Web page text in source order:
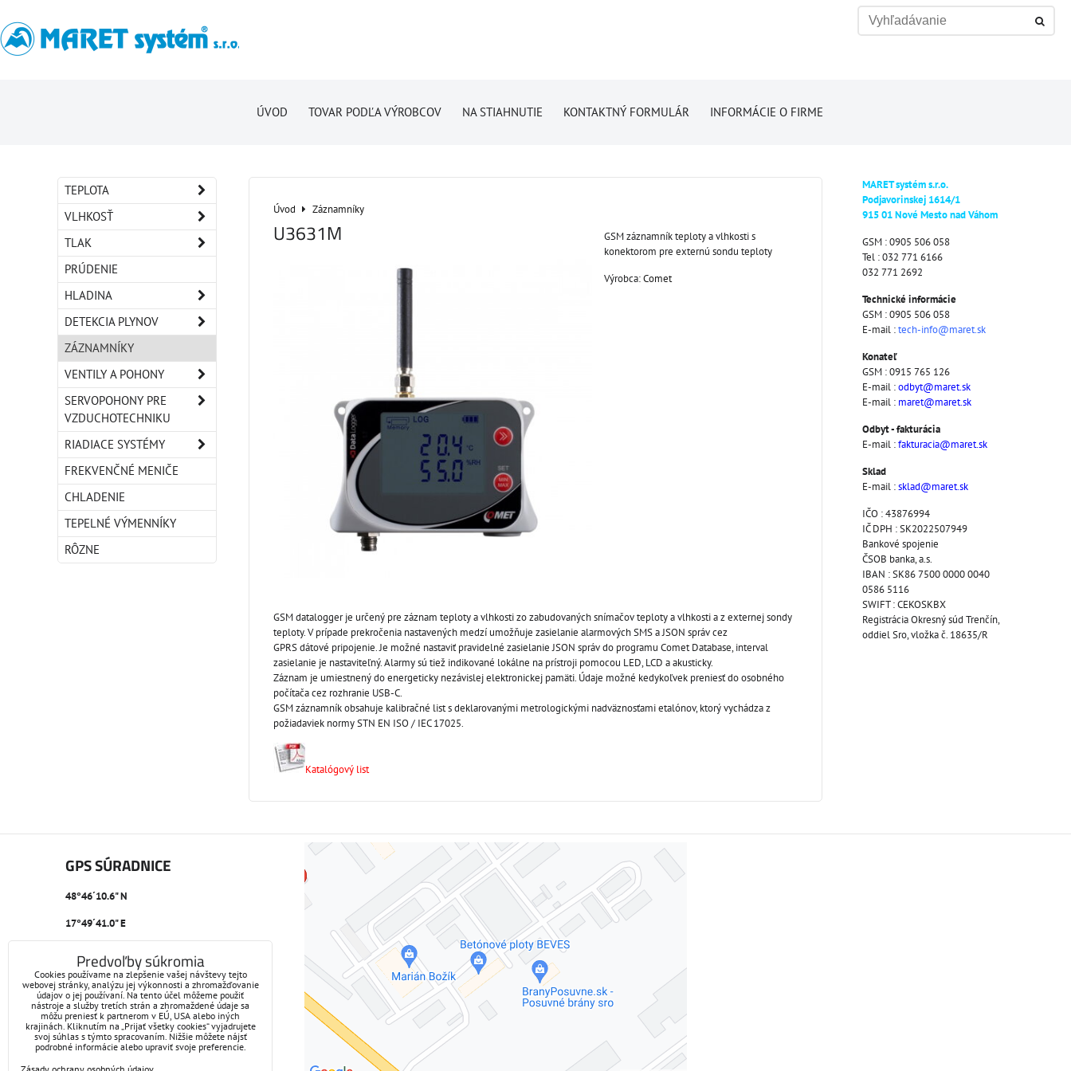
ÚVOD TOVAR PODĽA VÝROBCOV NA STIAHNUTIE KONTAKTNÝ FORMULÁR INFORMÁCIE O FIRME
Úvod Záznamníky
U3631M
GSM záznamník teploty a vlhkosti s
konektorom pre externú sondu teploty
Výrobca:Comet
GSM datalogger je určený pre záznam teploty a vlhkosti zo zabudovaných snímačov teploty a vlhkosti a z externej sondy
teploty. V prípade prekročenia nastavených medzí umožňuje zasielanie alarmových SMS a JSON správ cez
GPRS dátové pripojenie. Je možné nastaviť pravidelné zasielanie JSON správ do programu Comet Database, interval
zasielanie je nastaviteľný. Alarmy sú tiež indikované lokálne na prístroji pomocou LED, LCD a akusticky.
Záznam je umiestnený do energeticky nezávislej elektronickej pamäti. Údaje možné kedykoľvek preniesť do osobného
počítača cez rozhranie USB-C.
GSM záznamník obsahuje kalibračné list s deklarovanými metrologickými nadväznosťami etalónov, ktorý vychádza z
požiadaviek normy STN EN ISO / IEC 17025.
Katalógový list
TEPLOTA
VLHKOSŤ
TLAK
PRÚDENIE
HLADINA
DETEKCIA PLYNOV
ZÁZNAMNÍKY
VENTILY A POHONY
SERVOPOHONY PRE
VZDUCHOTECHNIKU
RIADIACE SYSTÉMY
FREKVENČNÉ MENIČE
CHLADENIE
TEPELNÉ VÝMENNÍKY
RÔZNE
MARET systém s.r.o.
Podjavorinskej 1614/1
915 01 Nové Mesto nad Váhom
GSM : 0905 506 058
Tel : 032 771 6166
032 771 2692
Technické informácie
GSM : 0905 506 058
E-mail :tech-info@maret.sk
Konateľ
GSM : 0915 765 126
E-mail :odbyt@maret.sk
E-mail : maret@maret.sk
Odbyt - fakturácia
E-mail :fakturacia@maret.sk
Sklad
E-mail :sklad@maret.sk
IČO : 43876994
IČ DPH : SK2022507949
Bankové spojenie
ČSOB banka, a.s.
IBAN : SK86 7500 0000 0040
0586 5116
SWIFT : CEKOSKBX
Registrácia Okresný súd Trenčín,
oddiel Sro, vložka č. 18635/R
GPS SÚRADNICE
48°46´10.6" N
17°49´41.0" E
Externý obsah je blokovaný Voľbami súkromia
Prajete si načítať externý obsah?
Povoliť tentokrát
Povoliť a zapamätať - súhlas s druhom cookie: Funkčné
Otvoriť obsah v novom okne
Predvoľby súkromia
Cookies používame na zlepšenie vašej návštevy tejto
webovej stránky, analýzu jej výkonnosti a zhromažďovanie
údajov o jej používaní. Na tento účel môžeme použiť
nástroje a služby tretích strán a zhromaždené údaje sa
môžu preniesť k partnerom v EÚ, USA alebo iných
krajinách. Kliknutím na „Prijať všetky cookies“ vyjadrujete
svoj súhlas s týmto spracovaním. Nižšie môžete nájsť
podrobné informácie alebo upraviť svoje preferencie.